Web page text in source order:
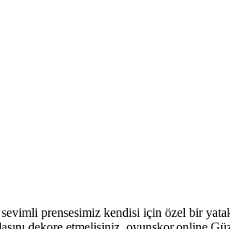
prensesimiz kendisi için özel bir